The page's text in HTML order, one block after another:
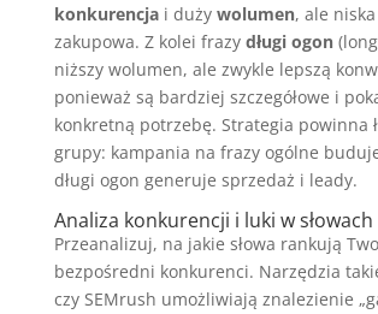
konkurencjai duży wolumen, ale
zakupowa. Z kolei frazy długi ogon
niższy wolumen, ale zwykle lepszą
ponieważ są bardziej szczegółowe i
konkretną potrzebę. Strategia powinna
grupy: kampania na frazy ogólne
długi ogon generuje sprzedaż i leady.
Analiza konkurencji i luki w
Przeanalizuj, na jakie słowa rankują
bezpośredni konkurenci. Narzędzia
czy SEMrush umożliwiają znalezienie